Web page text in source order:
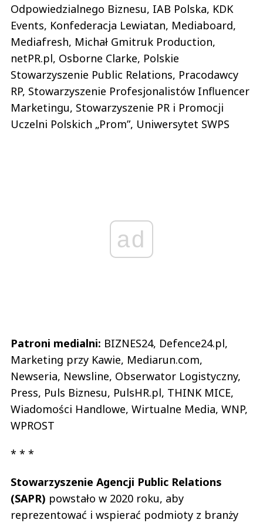
Odpowiedzialnego Biznesu, IAB Polska, KDK
Events, Konfederacja Lewiatan, Mediaboard,
Mediafresh, Michał Gmitruk Production,
netPR.pl, Osborne Clarke, Polskie
Stowarzyszenie Public Relations, Pracodawcy
RP, Stowarzyszenie Profesjonalistów Influencer
Marketingu, Stowarzyszenie PR i Promocji
Uczelni Polskich „Prom”, Uniwersytet SWPS
ad
Patroni medialni: BIZNES24, Defence24.pl,
Marketing przy Kawie, Mediarun.com,
Newseria, Newsline, Obserwator Logistyczny,
Press, Puls Biznesu, PulsHR.pl, THINK MICE,
Wiadomości Handlowe, Wirtualne Media, WNP,
WPROST
* * *
Stowarzyszenie Agencji Public Relations
(SAPR) powstało w 2020 roku, aby
reprezentować i wspierać podmioty z branży